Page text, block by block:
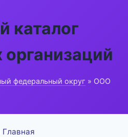
каталог
федеральный округ » ООО
Главная